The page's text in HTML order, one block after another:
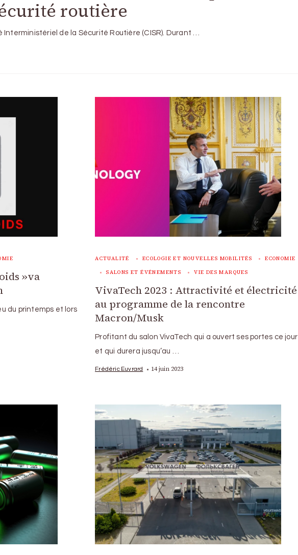
routière
Interministériel de la Sécurité Routière (CISR). Durant …
»va
du printemps et lors
ACTUALITÉ ECOLOGIE ET NOUVELLES MOBILITÉS ECONOMIE
SALONS ET ÉVÉNEMENTS VIE DES MARQUES
VivaTech 2023 : Attractivité et électricité
au programme de la rencontre
Macron/Musk
Profitant du salon VivaTech qui a ouvert ses portes ce jour
et qui durera jusqu’au …
Frédéric Euvrard 14 juin 2023